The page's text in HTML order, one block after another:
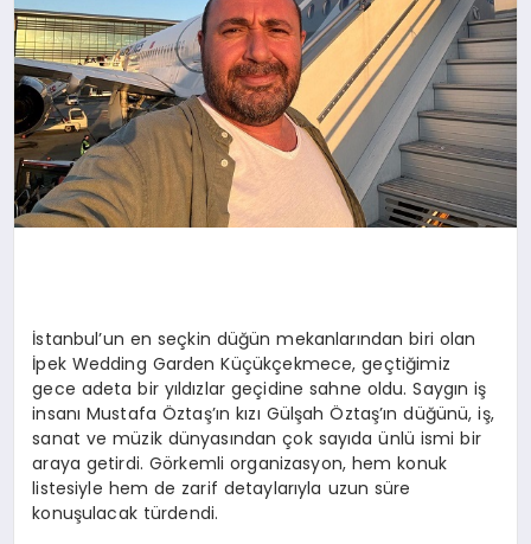
İstanbul’un en seçkin düğün mekanlarından biri olan
İpek Wedding Garden Küçükçekmece, geçtiğimiz
gece adeta bir yıldızlar geçidine sahne oldu. Saygın iş
insanı Mustafa Öztaş’ın kızı Gülşah Öztaş’ın düğünü, iş,
sanat ve müzik dünyasından çok sayıda ünlü ismi bir
araya getirdi. Görkemli organizasyon, hem konuk
listesiyle hem de zarif detaylarıyla uzun süre
konuşulacak türdendi.